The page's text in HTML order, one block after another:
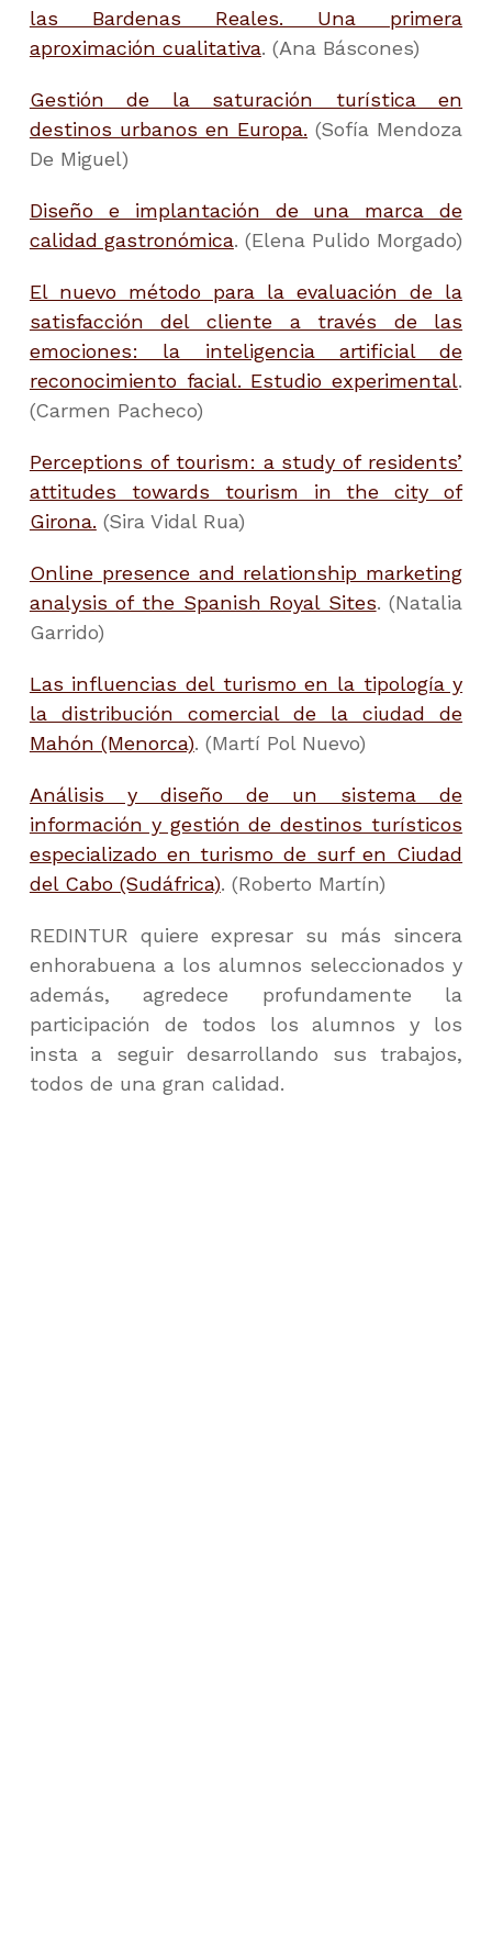
las Bardenas Reales. Una primera
aproximación cualitativa. (Ana Báscones)
Gestión de la saturación turística en
destinos urbanos en Europa. (Sofía Mendoza
De Miguel)
Diseño e implantación de una marca de
calidad gastronómica. (Elena Pulido Morgado)
El nuevo método para la evaluación de la
satisfacción del cliente a través de las
emociones: la inteligencia artificial de
reconocimiento facial. Estudio experimental.
(Carmen Pacheco)
Perceptions of tourism: a study of residents’
attitudes towards tourism in the city of
Girona. (Sira Vidal Rua)
Online presence and relationship marketing
analysis of the Spanish Royal Sites. (Natalia
Garrido)
Las influencias del turismo en la tipología y
la distribución comercial de la ciudad de
Mahón (Menorca). (Martí Pol Nuevo)
Análisis y diseño de un sistema de
información y gestión de destinos turísticos
especializado en turismo de surf en Ciudad
del Cabo (Sudáfrica). (Roberto Martín)
REDINTUR quiere expresar su más sincera
enhorabuena a los alumnos seleccionados y
además, agredece profundamente la
participación de todos los alumnos y los
insta a seguir desarrollando sus trabajos,
todos de una gran calidad.